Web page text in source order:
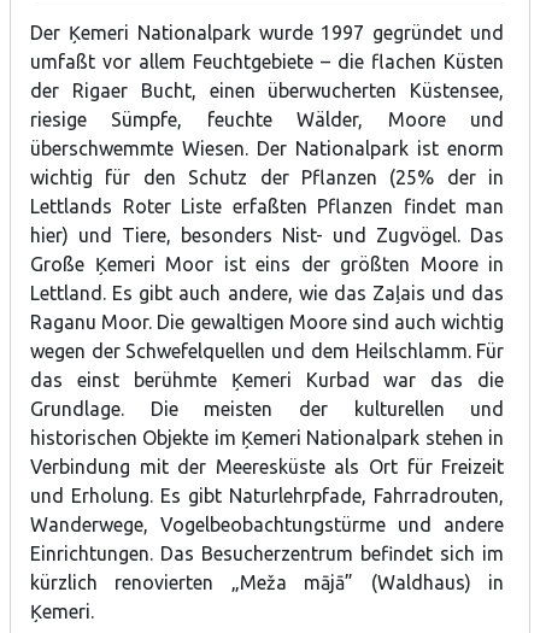
5% discount during the season.
Please contact Inese Jansone on +371-2913-5543,
ineta.mobil@gmail.com, or www.celoarinetu.lv.
Der Ķemeri Nationalpark wurde 1997 gegründet und
umfaßt vor allem Feuchtgebiete – die flachen Küsten
der Rigaer Bucht, einen überwucherten Küstensee,
riesige Sümpfe, feuchte Wälder, Moore und
überschwemmte Wiesen. Der Nationalpark ist enorm
wichtig für den Schutz der Pflanzen (25% der in
Lettlands Roter Liste erfaßten Pflanzen findet man
hier) und Tiere, besonders Nist- und Zugvögel. Das
Große Ķemeri Moor ist eins der größten Moorein
Lettland. Es gibt auch andere, wie das Zaļais und das
Raganu Moor. Die gewaltigen Moore sind auch wichtig
wegen der Schwefelquellen und dem Heilschlamm. Für
das einst berühmte Ķemeri Kurbad war das die
Grundlage. Die meisten der kulturellen und
historischen Objekte im Ķemeri Nationalpark stehen in
Verbindung mit der Meeresküste als Ort für Freizeit
und Erholung. Es gibt Naturlehrpfade, Fahrradrouten,
Wanderwege, Vogelbeobachtungstürme und andere
Einrichtungen. Das Besucherzentrum befindet sich im
kürzlich renovierten „Meža mājā” (Waldhaus) in
Ķemeri.